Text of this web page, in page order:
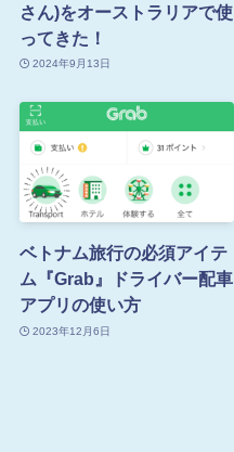
さん)をオーストラリアで使
ってきた！
2024年9月13日
ベトナム旅行の必須アイテ
ム『Grab』ドライバー配車
アプリの使い方
2023年12月6日